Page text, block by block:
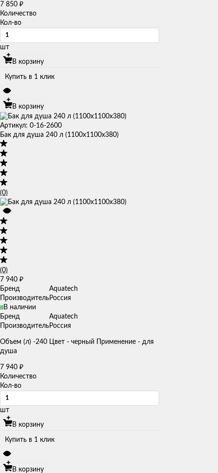
7 850 ₽
Количество
Кол-во
шт
В корзину
Купить в 1 клик
В корзину
Артикул: 0-16-2600
Бак для душа 240 л (1100х1100х380)
(0)
(0)
7 940 ₽
Бренд
Aquatech
ПроизводительРоссия
В наличии
Бренд
Aquatech
ПроизводительРоссия
Объем (л) -240 Цвет - черный Применение - для
душа
7 940 ₽
Количество
Кол-во
шт
В корзину
Купить в 1 клик
В корзину